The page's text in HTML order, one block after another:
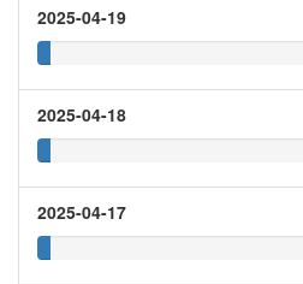
2025-04-19
2025-04-18
2025-04-17